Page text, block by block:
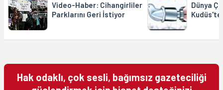
Video-Haber: Cihangirliler
Parklarını Geri İstiyor
Dünya
Hak odaklı, çok sesli, bağımsız gazeteciliği